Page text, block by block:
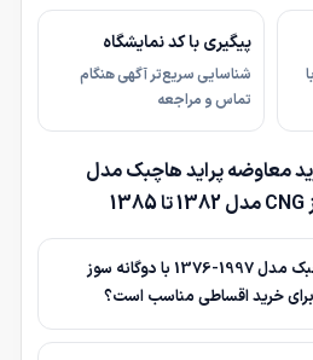
پیگیری با کد نمایشگاه
شناسایی سریع‌تر آگهی هنگام
تماس و مراجعه
معاوضه پراید هاچبک مدل
آیا معاوضه پراید هاچبک مدل 1997-1376 با دوگانه سوز